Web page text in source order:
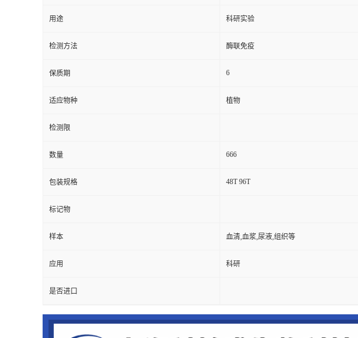
用途 科研实验
检测方法 酶联免疫
保质期 6
适应物种 植物
检测限
数量 666
包装规格 48T 96T
标记物
样本 血清,血浆,尿液,组织等
应用 科研
是否进口